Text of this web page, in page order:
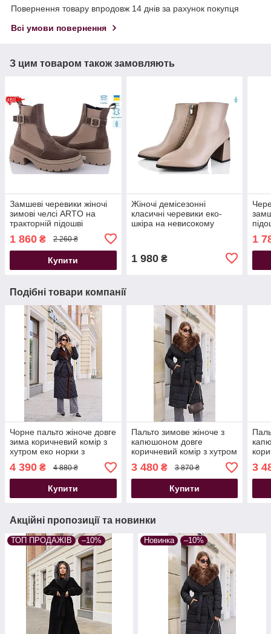
Повернення товару впродовж 14 днів за рахунок покупця
Всі умови повернення
З цим товаром також замовляють
Замшеві черевики жіночі
зимові челсі ARTO на
тракторній підошві
1 860 ₴ 2 260 ₴
Купити
Жіночі демісезонні
класичні черевики еко-
шкіра на невисокому
1 980₴
1
Подібні товари компанії
Чорне пальто жіноче довге
зима коричневий комір з
хутром еко норки з
4 390 ₴ 4 880 ₴
Купити
Пальто зимове жіноче з
капюшоном довге
коричневий комір з хутром
3 480₴ 3 870 ₴
Купити
3
Акційні пропозиції та новинки
ТОП ПРОДАЖІВ –10% Новинка –10%